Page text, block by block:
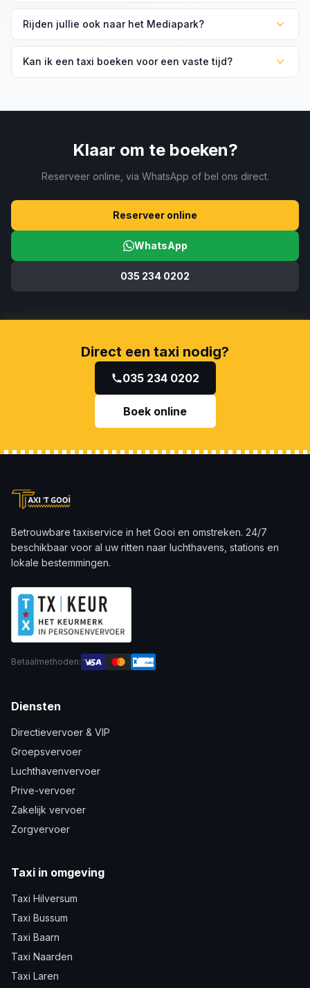
een standaard personenwagen.
Rijden jullie ook naar het Mediapark?
bestemmingen. Wij brengen en halen dagelijks mensen
Kan ik een taxi boeken voor een vaste tijd?
Klaar om te boeken?
Reserveer online, via WhatsApp of bel ons direct.
Reserveer online
WhatsApp
035 234 0202
Direct een taxi nodig?
035 234 0202
Boek online
Betrouwbare taxiservice in het Gooi en omstreken. 24/7
beschikbaar voor al uw ritten naar luchthavens, stations en
lokale bestemmingen.
Betaalmethoden: AMEX
Diensten
Directievervoer & VIP
Groepsvervoer
Luchthavenvervoer
Prive-vervoer
Zakelijk vervoer
Zorgvervoer
Taxi in omgeving
Taxi Hilversum
Taxi Bussum
Taxi Baarn
Taxi Naarden
Taxi Laren